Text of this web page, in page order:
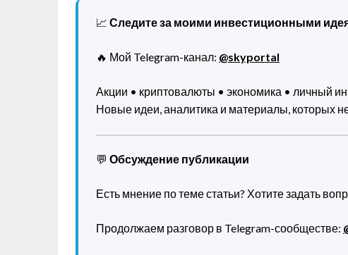
📈 Следите за моими инвестиционными
🔥 Мой Telegram-канал: @skyportal
Акции • криптовалюты • экономика • личный
Новые идеи, аналитика и материалы, которых
💬 Обсуждение публикации
Есть мнение по теме статьи? Хотите задать
Продолжаем разговор в Telegram-сообществе: